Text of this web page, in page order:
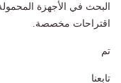
البحث في الأجهزة
اقتراحات مخصصة.
تم
تابعنا